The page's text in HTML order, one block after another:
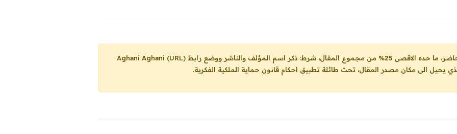
شرط: ذكر اسم المؤلف والناشر ووضع رابط
Aghani Aghani (URL)
يحيل الى مكان مصدر المقال، تحت طائلة تطبيق احكام قانون حماية الملكية الفكرية.